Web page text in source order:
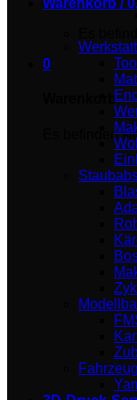
Warenkorb /
Es
0
Warenkorb
Es befinden
Fahrzeug